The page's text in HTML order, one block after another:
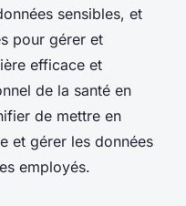
sensibles, et
pour gérer et
efficace et
de la santé en
de mettre en
et gérer les données
employés.